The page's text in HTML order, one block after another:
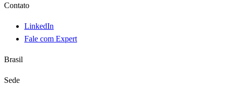
Contato
LinkedIn
Fale com Expert
Brasil
Sede